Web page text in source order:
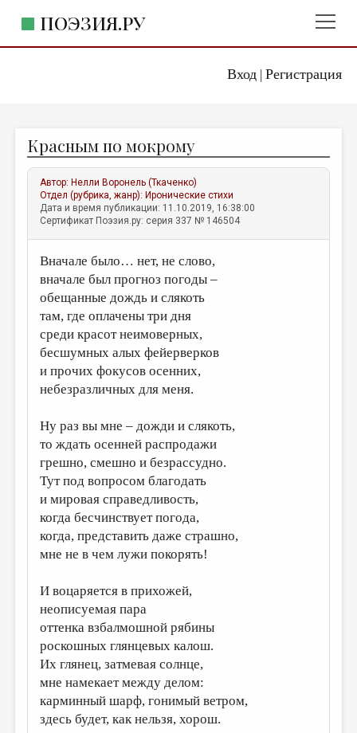
Вход| Регистрация
ПОЭЗИЯ.РУ
ЖАНРЫ
АВТОРЫ
КОММЕНТАРИИ
ЛИТСАЛОН
НОВОСТИ
ПРАВИЛА САЙТА
ИЗБРАННОЕ
ДАЙДЖЕСТ
ПЕРЕВОДЫ
КОНКУРСЫ
ДЕТСКАЯ КОМНАТА
КНИЖНАЯ ПОЛКА
ОБЗОР ЛИТЕРАТУРЫ
ОБЪЯВЛЕНИЯ
РЕДКОЛЛЕГИЯ
ОТ РЕДАКЦИИ
МАЛАЯ ПРОЗА
Красным по мокрому
Автор: Нелли Воронель (Ткаченко)
Отдел (рубрика, жанр): Иронические стихи
Дата и время публикации: 11.10.2019, 16:38:00
Сертификат Поэзия.ру: серия 337 № 146504
Вначале было… нет, не слово,
вначале был прогноз погоды –
обещанные дождь и слякоть
там, где оплачены три дня
среди красот неимоверных,
бесшумных алых фейерверков
и прочих фокусов осенних,
небезразличных для меня.
Ну раз вы мне – дожди и слякоть,
то ждать осенней распродажи
грешно, смешно и безрассудно.
Тут под вопросом благодать
и мировая справедливость,
когда бесчинствует погода,
когда, представить даже страшно,
мне не в чем лужи покорять!
И воцаряется в прихожей,
неописуемая пара
оттенка взбалмошной рябины
роскошных глянцевых калош.
Их глянец, затмевая солнце,
мне намекает между делом:
карминный шарф, гонимый ветром,
здесь будет, как нельзя, хорош.